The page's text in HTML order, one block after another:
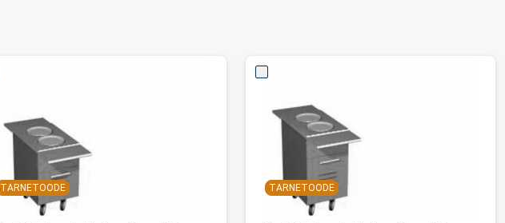
TARNETOODE TARNETOODE